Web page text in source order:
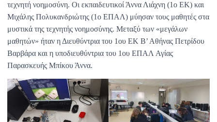
τεχνητή νοημοσύνη. Οι εκπαιδευτικοί Άννα Λιάχνη (1ο ΕΚ) και
Μιχάλης Πολυκανδριώτης (1ο ΕΠΑΛ) μύησαν τους μαθητές στα
μυστικά της τεχνητής νοημοσύνης. Μεταξύ των «μεγάλων
μαθητών» ήταν η Διευθύντρια του 1ου ΕΚ Β’ Αθήνας Πετρίδου
Βαρβάρα και η υποδιευθύντρια του 1ου ΕΠΑΛ Αγίας
Παρασκευής Μπίκου Άννα.